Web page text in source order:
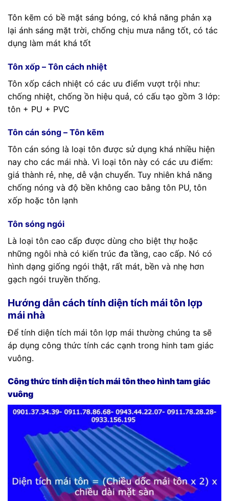
Tôn kẽm có bề mặt sáng bóng, có khả năng phản xạ
lại ánh sáng mặt trời, chống chịu mưa nắng tốt, có tác
dụng làm mát khá tốt
Tôn xốp – Tôn cách nhiệt
Tôn xốp cách nhiệt có các ưu điểm vượt trội như:
chống nhiệt, chống ồn hiệu quả, có cấu tạo gồm 3 lớp:
tôn + PU + PVC
Tôn cán sóng – Tôn kẽm
Tôn cán sóng là loại tôn được sử dụng khá nhiều hiện
nay cho các mái nhà. Vì loại tôn này có các ưu điểm:
giá thành rẻ, nhẹ, dễ vận chuyển. Tuy nhiên khả năng
chống nóng và độ bền không cao bằng tôn PU, tôn
xốp hoặc tôn lạnh
Tôn sóng ngói
Là loại tôn cao cấp được dùng cho biệt thự hoặc
những ngôi nhà có kiến trúc đa tầng, cao cấp. Nó có
hình dạng giống ngói thật, rất mát, bền và nhẹ hơn
gạch ngói truyền thống.
Hướng dẫn cách tính diện tích mái tôn lợp
mái nhà
Để tính diện tích mái tôn lợp mái thường chúng ta sẽ
áp dụng công thức tính các cạnh trong hinh tam giác
vuông.
Công thức tính diện tích mái tôn theo hình tam giác
vuông